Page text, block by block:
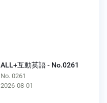
ALL+互動英語 - No.0261
No. 0261
2026-08-01